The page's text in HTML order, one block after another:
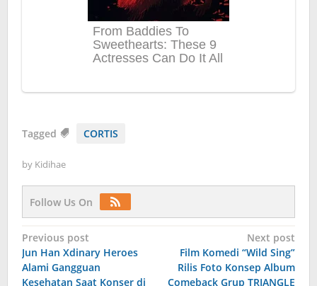
Tagged CORTIS
by Kidihae
Follow Us On
Post
navigation
Previous post
Jun Han Xdinary Heroes
Alami Gangguan
Kesehatan Saat Konser di
Next post
Film Komedi “Wild Sing”
Rilis Foto Konsep Album
Comeback Grup TRIANGLE